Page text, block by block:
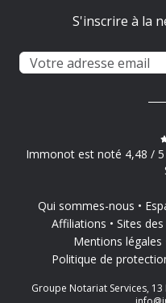
S'inscrire à la
Immonot est noté 4,48 / 5
Qui sommes-nous
Affiliations
Sites
Mentions légales
Politique de
Groupe Notariat Services,